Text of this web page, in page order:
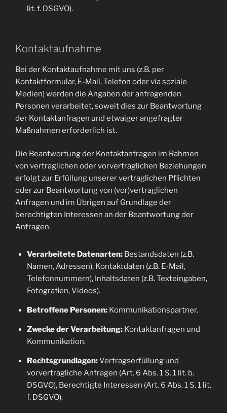
lit. f. DSGVO).
Kontaktaufnahme
Bei der Kontaktaufnahme mit uns (z.B. per
Kontaktformular, E-Mail, Telefon oder via soziale
Medien) werden die Angaben der anfragenden
Personen verarbeitet, soweit dies zur Beantwortung
der Kontaktanfragen und etwaiger angefragter
Maßnahmen erforderlich ist.
Die Beantwortung der Kontaktanfragen im Rahmen
von vertraglichen oder vorvertraglichen Beziehungen
erfolgt zur Erfüllung unserer vertraglichen Pflichten
oder zur Beantwortung von (vor)vertraglichen
Anfragen und im Übrigen auf Grundlage der
berechtigten Interessen an der Beantwortung der
Anfragen.
Verarbeitete Datenarten:Bestandsdaten (z.B.
Namen, Adressen), Kontaktdaten (z.B. E-Mail,
Telefonnummern), Inhaltsdaten (z.B. Texteingaben,
Fotografien, Videos).
Betroffene Personen:Kommunikationspartner.
Zwecke der Verarbeitung:Kontaktanfragen und
Kommunikation.
Rechtsgrundlagen:Vertragserfüllung und
vorvertragliche Anfragen (Art. 6 Abs. 1 S. 1 lit. b.
DSGVO), Berechtigte Interessen (Art. 6 Abs. 1 S. 1 lit.
f. DSGVO).